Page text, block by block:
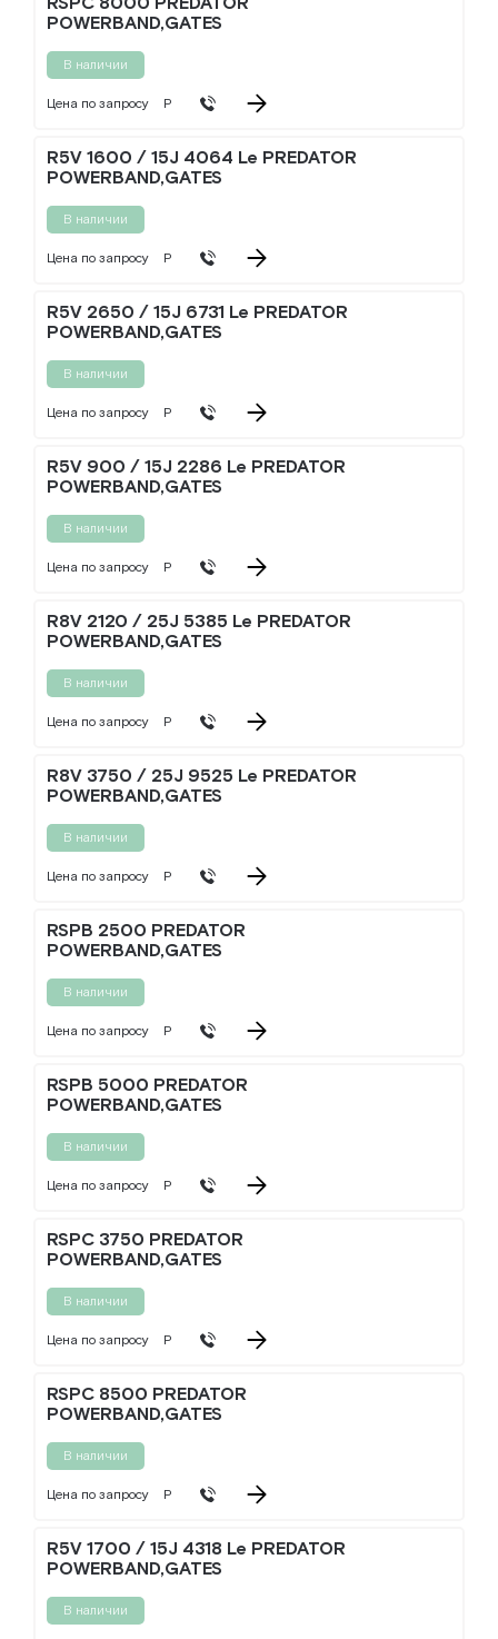
POWERBAND,GATES
В наличии
Цена по запросу Р
R5V 1600 / 15J 4064 Le PREDATOR
POWERBAND,GATES
В наличии
Цена по запросу Р
R5V 2650 / 15J 6731 Le PREDATOR
POWERBAND,GATES
В наличии
Цена по запросу Р
R5V 900 / 15J 2286 Le PREDATOR
POWERBAND,GATES
В наличии
Цена по запросу Р
R8V 2120 / 25J 5385 Le PREDATOR
POWERBAND,GATES
В наличии
Цена по запросу Р
R8V 3750 / 25J 9525 Le PREDATOR
POWERBAND,GATES
В наличии
Цена по запросу Р
RSPB 2500 PREDATOR
POWERBAND,GATES
В наличии
Цена по запросу Р
RSPB 5000 PREDATOR
POWERBAND,GATES
В наличии
Цена по запросу Р
RSPC 3750 PREDATOR
POWERBAND,GATES
В наличии
Цена по запросу Р
RSPC 8500 PREDATOR
POWERBAND,GATES
В наличии
Цена по запросу Р
R5V 1700 / 15J 4318 Le PREDATOR
POWERBAND,GATES
В наличии